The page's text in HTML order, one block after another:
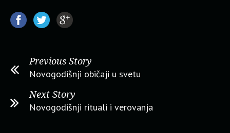
Previous Story
Novogodišnji običaji u svetu
Next Story
Novogodišnji rituali i verovanja